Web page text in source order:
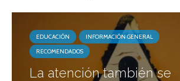
EDUCACIÓN
INFORMACIÓN GENERAL
RECOMENDADOS
La atención también se